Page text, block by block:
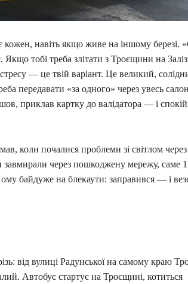
кожен, навіть якщо живе на іншому березі.
тобі треба злітати з Троєщини на
— це твій варіант. Це великий,
передавати «за одного» через увесь
приклав картку до валідатора — і
коли почалися проблеми зі світлом через
завмирали через пошкоджену мережу, саме
байдуже на блекаути: заправився — і
від вулиці Радунської на самому краю
Автобус стартує на Троєщині, котиться